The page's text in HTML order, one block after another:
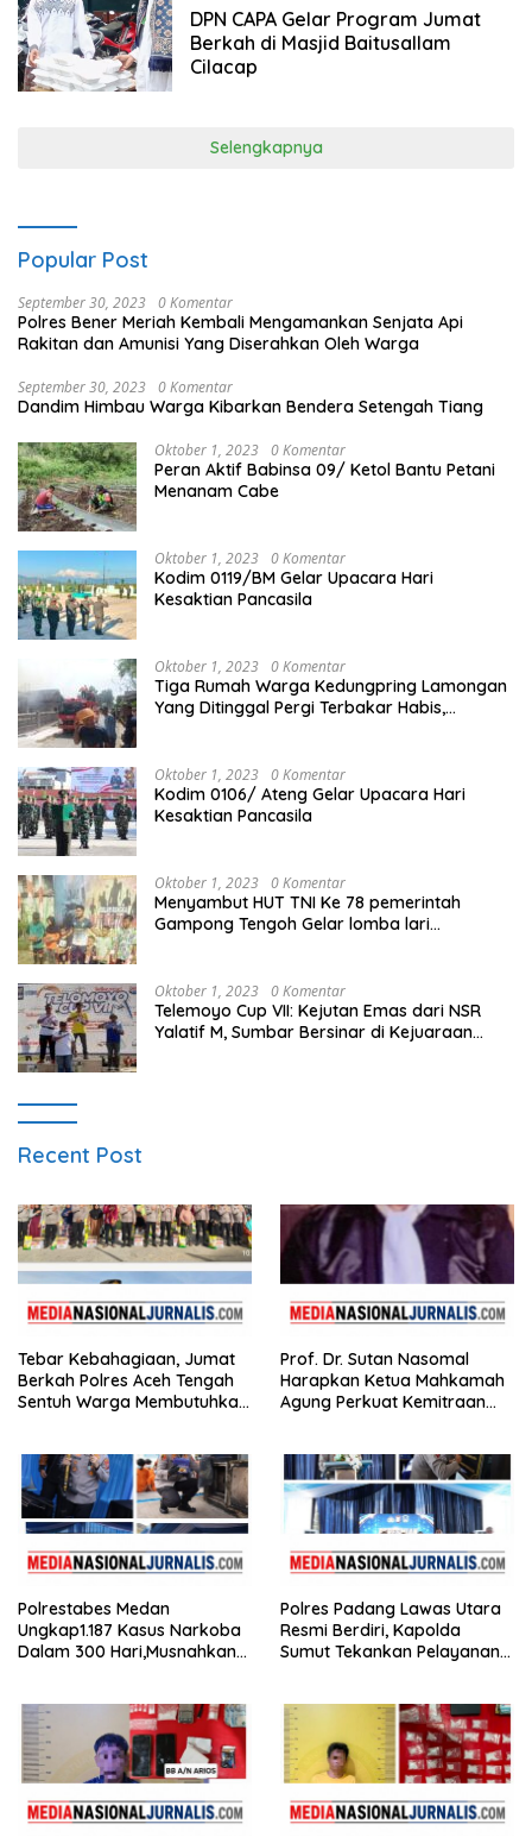
DPN CAPA Gelar Program Jumat
Berkah di Masjid Baitusallam
Cilacap
Selengkapnya
Popular Post
September 30, 2023 0 Komentar
Polres Bener Meriah Kembali Mengamankan Senjata Api
Rakitan dan Amunisi Yang Diserahkan Oleh Warga
September 30, 2023 0 Komentar
Dandim Himbau Warga Kibarkan Bendera Setengah Tiang
Oktober 1, 2023 0 Komentar
Peran Aktif Babinsa 09/ Ketol Bantu Petani
Menanam Cabe
Oktober 1, 2023 0 Komentar
Kodim 0119/BM Gelar Upacara Hari
Kesaktian Pancasila
Oktober 1, 2023 0 Komentar
Tiga Rumah Warga Kedungpring Lamongan
Yang Ditinggal Pergi Terbakar Habis,
Oktober 1, 2023 0 Komentar
Kodim 0106/ Ateng Gelar Upacara Hari
Kesaktian Pancasila
Oktober 1, 2023 0 Komentar
Menyambut HUT TNI Ke 78 pemerintah
Gampong Tengoh Gelar lomba lari
Oktober 1, 2023 0 Komentar
Telemoyo Cup VII: Kejutan Emas dari NSR
Yalatif M, Sumbar Bersinar di Kejuaraan
Recent Post
Tebar Kebahagiaan, Jumat
Berkah Polres Aceh Tengah
Sentuh Warga Membutuhkan
Prof. Dr. Sutan Nasomal
Harapkan Ketua Mahkamah
Agung Perkuat Kemitraan
Watansoppeng
Polrestabes Medan
Ungkap1.187 Kasus Narkoba
Dalam 300 Hari,Musnahkan
Polres Padang Lawas Utara
Resmi Berdiri, Kapolda
Sumut Tekankan Pelayanan